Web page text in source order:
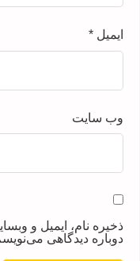
ایمیل *
وب‌ سایت
ذخیره نام، ایمیل و
دوباره دیدگاهی